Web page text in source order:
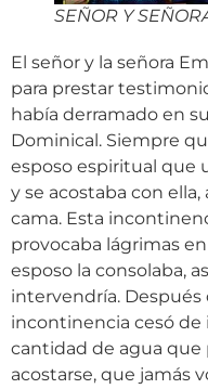
SEÑOR Y
El señor y la señora
para prestar
había derramado en
Dominical. Siempre
esposo espiritual que
y se acostaba con
cama. Esta
provocaba lágrimas
esposo la consolaba,
intervendría. Después
incontinencia cesó de
cantidad de agua que
acostarse, que jamás